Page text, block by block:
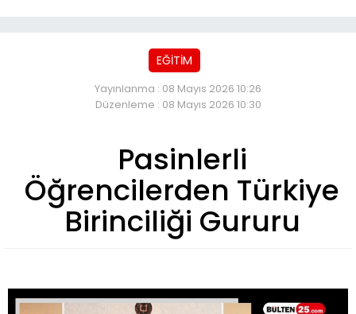
EĞİTİM
Yayınlanma : 08 Mayıs 2026 10:26
Düzenleme : 08 Mayıs 2026 10:30
Pasinlerli
Öğrencilerden Türkiye
Birinciliği Gururu